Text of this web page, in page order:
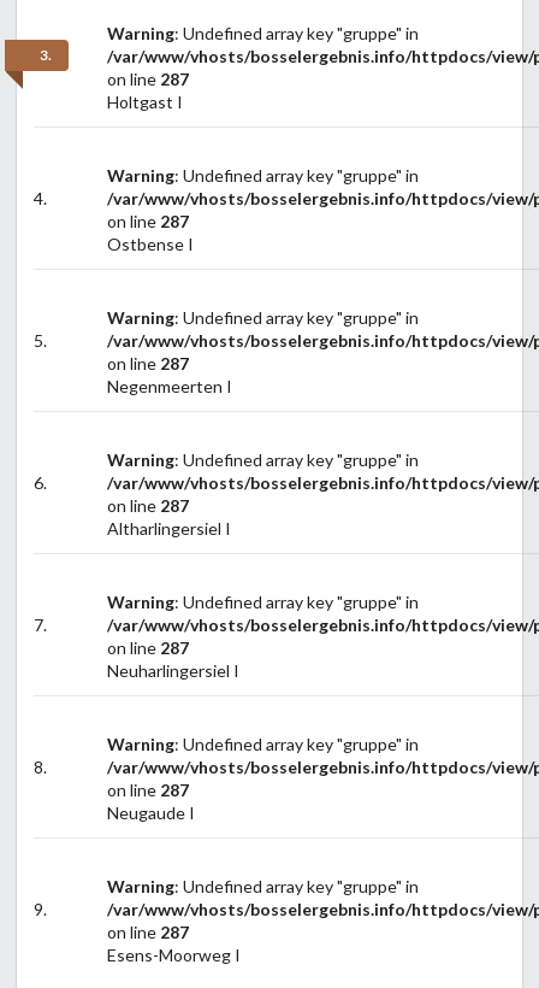
3.
Warning: Undefined array key "gruppe" in
/var/www/vhosts/bosselergebnis.info/httpdocs/view/
on line 287
Holtgast I
4.
Warning: Undefined array key "gruppe" in
/var/www/vhosts/bosselergebnis.info/httpdocs/view/
on line 287
Ostbense I
5.
Warning: Undefined array key "gruppe" in
/var/www/vhosts/bosselergebnis.info/httpdocs/view/
on line 287
Negenmeerten I
6.
Warning: Undefined array key "gruppe" in
/var/www/vhosts/bosselergebnis.info/httpdocs/view/
on line 287
Altharlingersiel I
7.
Warning: Undefined array key "gruppe" in
/var/www/vhosts/bosselergebnis.info/httpdocs/view/
on line 287
Neuharlingersiel I
8.
Warning: Undefined array key "gruppe" in
/var/www/vhosts/bosselergebnis.info/httpdocs/view/
on line 287
Neugaude I
9.
Warning: Undefined array key "gruppe" in
/var/www/vhosts/bosselergebnis.info/httpdocs/view/
on line 287
Esens-Moorweg I